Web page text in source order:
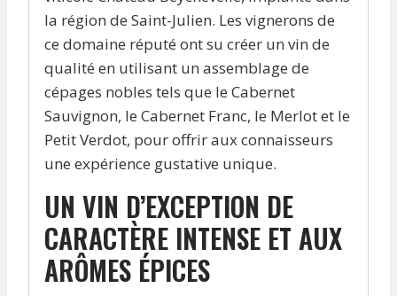
la région de Saint-Julien. Les vignerons de
ce domaine réputé ont su créer un vin de
qualité en utilisant un assemblage de
cépages nobles tels que le Cabernet
Sauvignon, le Cabernet Franc, le Merlot et le
Petit Verdot, pour offrir aux connaisseurs
une expérience gustative unique.
UN VIN D’EXCEPTION DE
CARACTÈRE INTENSE ET AUX
ARÔMES ÉPICES